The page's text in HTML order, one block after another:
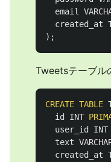
email
created_at
);
Tweetsテーブル
CREATE TABLE
id
INT
user_id
INT
text
created_at